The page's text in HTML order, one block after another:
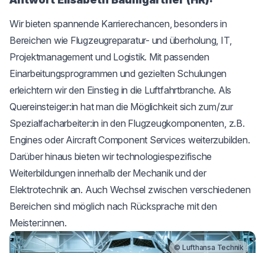
Wir bieten spannende Karrierechancen, besonders in
Bereichen wie Flugzeugreparatur- und überholung, IT,
Projektmanagement und Logistik. Mit passenden
Einarbeitungsprogrammen und gezielten Schulungen
erleichtern wir den Einstieg in die Luftfahrtbranche. Als
Quereinsteiger:in hat man die Möglichkeit sich zum/zur
Spezialfacharbeiter:in in den Flugzeugkomponenten, z.B.
Engines oder Aircraft Component Services weiterzubilden.
Darüber hinaus bieten wir technologiespezifische
Weiterbildungen innerhalb der Mechanik und der
Elektrotechnik an. Auch Wechsel zwischen verschiedenen
Bereichen sind möglich nach Rücksprache mit den
Meister:innen.
© Lufthansa Technik